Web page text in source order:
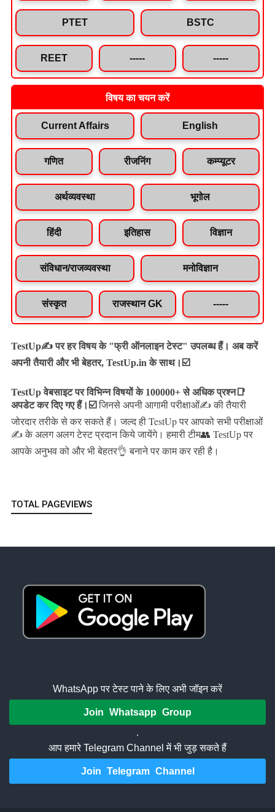
PTET BSTC
REET ----- -----
विषय का चयन करें
Current Affairs English
गणित रीजनिंग कम्प्यूटर
अर्थव्यवस्था भूगोल
हिंदी इतिहास विज्ञान
संविधान/राजव्यवस्था मनोविज्ञान
संस्कृत राजस्थान GK -----
TestUp✍️ पर हर विषय के "फ्री ऑनलाइन टेस्ट" उपलब्ध हैं। अब करें
अपनी तैयारी और भी बेहतर, TestUp.in के साथ।☑️
TestUp वेबसाइट पर विभिन्न विषयों के 100000+ से अधिक प्रश्न📑
अपडेट कर दिए गए हैं। ☑️ जिनसे अपनी आगामी परीक्षाओं✍️ की तैयारी
जोरदार तरीके से कर सकते हैं।जल्द ही TestUp पर आपको सभी परीक्षाओं
✍️ के अलग अलग टेस्ट प्रदान किये जायेंगे। हमारी टीम👥 TestUp पर
आपके अनुभव को और भी बेहतर👌 बनाने पर काम कर रही है।
TOTAL PAGEVIEWS
WhatsApp पर टेस्ट पाने के लिए अभी जॉइन करें
Join Whatsapp Group
.
आप हमारे Telegram Channel में भी जुड़ सकते हैं
Join Telegram Channel